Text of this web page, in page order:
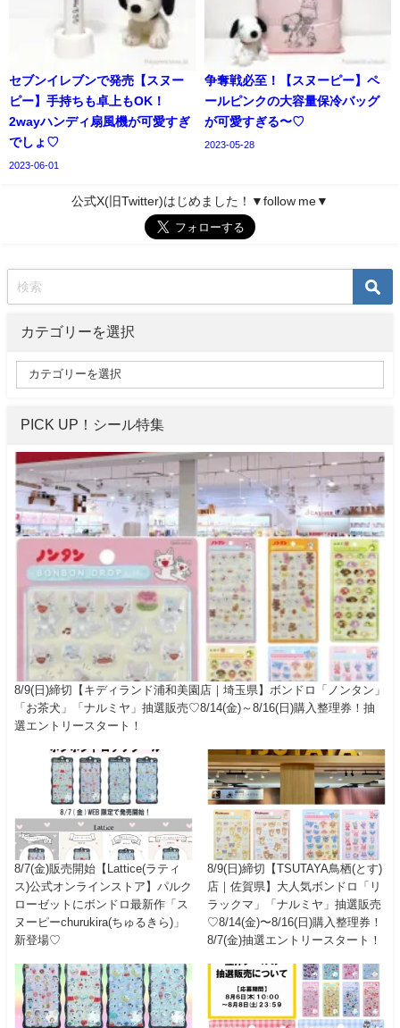
セブンイレブンで発売【スヌー
ピー】手持ちも卓上もOK！
2wayハンディ扇風機が可愛すぎ
でしょ♡
2023-06-01
争奪戦必至！【スヌーピー】ペ
ールピンクの大容量保冷バッグ
が可愛すぎる〜♡
2023-05-28
公式X(旧Twitter)はじめました！▼follow me▼
カテゴリーを選択
PICK UP！シール特集
8/9(日)締切【キディランド浦和美園店｜埼玉県】ボンドロ「ノンタン」
「お茶犬」「ナルミヤ」抽選販売♡8/14(金)～8/16(日)購入整理券！抽
選エントリースタート！
8/7(金)販売開始【Lattice(ラティ
ス)公式オンラインストア】パルク
ローゼットにボンドロ最新作「ス
ヌーピーchurukira(ちゅるきら)」
新登場♡
8/9(日)締切【TSUTAYA鳥栖(とす)
店｜佐賀県】大人気ボンドロ「リ
ラックマ」「ナルミヤ」抽選販売
♡8/14(金)〜8/16(日)購入整理券！
8/7(金)抽選エントリースタート！